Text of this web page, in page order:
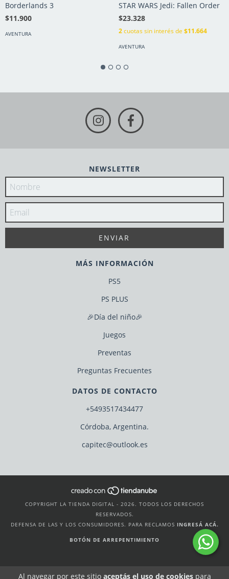
Al navegar por este sitio aceptás el uso de cookiespara
Borderlands 3
$11.900
AVENTURA
STAR WARS Jedi: Fallen Order
$23.328
2cuotas sin interés de $11.664
AVENTURA
NEWSLETTER
MÁS INFORMACIÓN
PS5
PS PLUS
🎉Día del niño🎉
Juegos
Preventas
Preguntas Frecuentes
DATOS DE CONTACTO
+5493517434477
Córdoba, Argentina.
capitec@outlook.es
COPYRIGHT LA TIENDA DIGITAL - 2026. TODOS LOS DERECHOS
RESERVADOS.
DEFENSA DE LAS Y LOS CONSUMIDORES. PARA RECLAMOS INGRESÁ ACÁ.
BOTÓN DE ARREPENTIMIENTO